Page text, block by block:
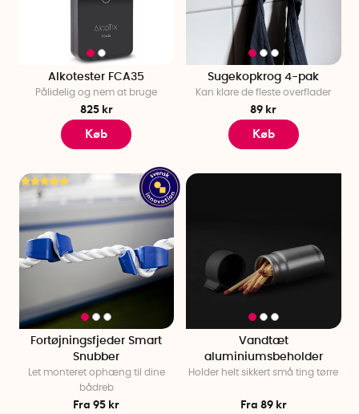
Alkotester FCA35
Pålidelig og nem at bruge
825 kr
Køb
Sugekopkrog 4-pak
Kan klare de fleste overflader
89 kr
Køb
Fortøjningsfjeder Smart
Snubber
Let monteret ophæng til dine
bådreb
Fra 95 kr
Vandtæt
aluminiumsbeholder
Holder helt sikkert små ting tørre
Fra 89 kr